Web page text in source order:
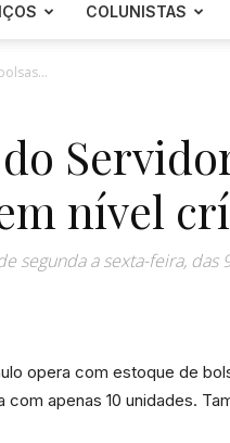
COLUNISTAS
nível
segunda a sexta-feira, das
opera com estoque de
apenas 10 unidades.